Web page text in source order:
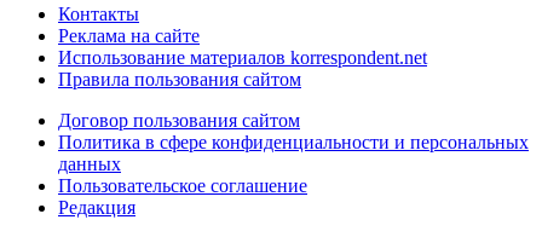
Контакты
Реклама на сайте
Использование материалов korrespondent.net
Правила пользования сайтом
Договор пользования сайтом
Политика в сфере конфиденциальности и персональных
данных
Пользовательское соглашение
Редакция